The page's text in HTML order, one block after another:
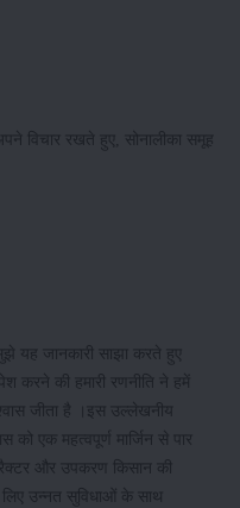
विचार रखते हुए, सोनालीका समूह
यह जानकारी साझा करते हुए
करने की हमारी रणनीति ने हमें
जीता है ।इस उल्लेखनीय
को एक महत्वपूर्ण मार्जिन से पार
और उपकरण किसान की
उन्नत सुविधाओं के साथ